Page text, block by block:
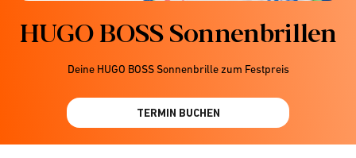
HUGO BOSS Sonnenbrillen
Deine HUGO BOSS Sonnenbrille zum Festpreis
TERMIN BUCHEN